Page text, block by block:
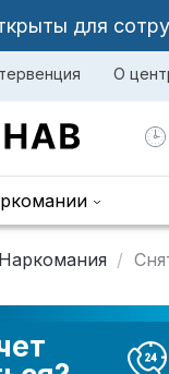
для
О
Наркомания